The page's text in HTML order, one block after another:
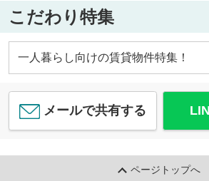
こだわり特集
一人暮らし向けの賃貸物件特集！
メールで共有する
ページトップへ